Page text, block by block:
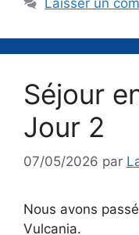
Séjour
Jour 2
07/05/2026 par
Nous avons
Vulcania.